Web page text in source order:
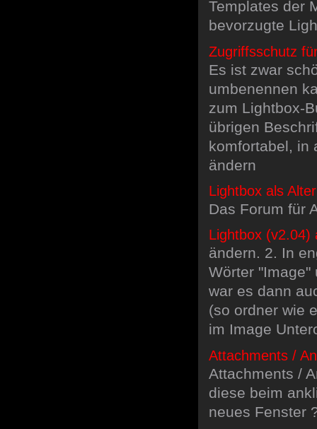
Templates der
bevorzugte
Zugriffsschutz
Es ist zwar
umbenennen
zum Lightbox-
übrigen
komfortabel, in
ändern
Lightbox als
Das Forum für
Lightbox (v2.04)
ändern. 2. In
Wörter "Image"
war es dann
(so ordner wie
im Image
Attachments /
Attachments /
diese beim
neues Fenster